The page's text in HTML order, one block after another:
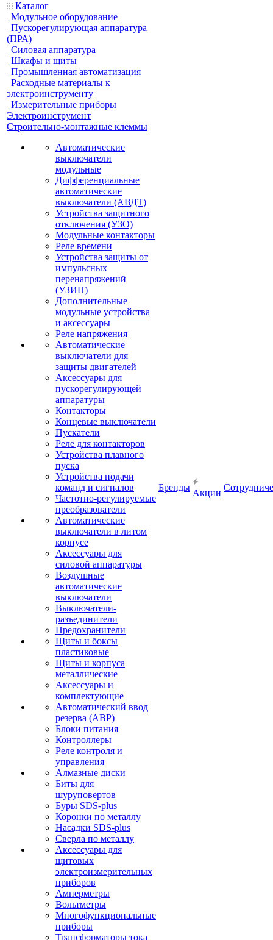
Каталог
Модульное оборудование
Пускорегулирующая аппаратура
(ПРА)
Силовая аппаратура
Шкафы и щиты
Промышленная автоматизация
Расходные материалы к
электроинструменту
Измерительные приборы
Электроинструмент
Строительно-монтажные клеммы
Автоматические
выключатели
модульные
Дифференциальные
автоматические
выключатели (АВДТ)
Устройства защитного
отключения (УЗО)
Модульные контакторы
Реле времени
Устройства защиты от
импульсных
перенапряжений
(УЗИП)
Дополнительные
модульные устройства
и аксессуары
Реле напряжения
Автоматические
выключатели для
защиты двигателей
Аксессуары для
пускорегулирующей
аппаратуры
Контакторы
Концевые выключатели
Пускатели
Реле для контакторов
Устройства плавного
пуска
Устройства подачи
команд и сигналов
Частотно-регулируемые
преобразователи
Автоматические
выключатели в литом
корпусе
Аксессуары для
силовой аппаратуры
Воздушные
автоматические
выключатели
Выключатели-
разъединители
Предохранители
Щиты и боксы
пластиковые
Щиты и корпуса
металлические
Аксессуары и
комплектующие
Автоматический ввод
резерва (АВР)
Блоки питания
Контроллеры
Реле контроля и
управления
Алмазные диски
Биты для
шуруповертов
Буры SDS-plus
Коронки по металлу
Насадки SDS-plus
Сверла по металлу
Аксессуары для
щитовых
электроизмерительных
приборов
Амперметры
Вольтметры
Многофункциональные
приборы
Трансформаторы тока
Бренды
Акции